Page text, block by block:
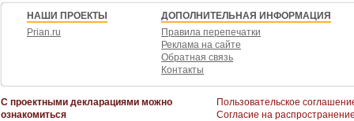
НАШИ ПРОЕКТЫ
Prian.ru
ДОПОЛНИТЕЛЬНАЯ ИНФОРМАЦИЯ
Правила перепечатки
Реклама на сайте
Обратная связь
Контакты
С проектными декларациями можно
ознакомиться
Пользовательское
Согласие на